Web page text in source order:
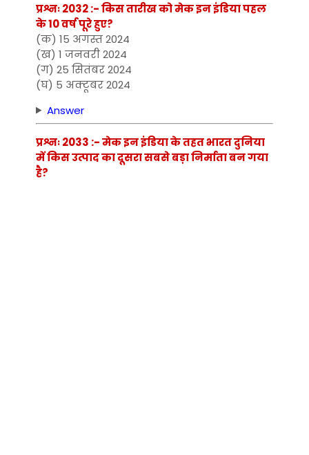
प्रश्नः 2032 :- किस तारीख को मेक इन इंडिया पहल
के 10 वर्ष पूरे हुए?
(क) 15 अगस्त 2024
(ख) 1 जनवरी 2024
(ग) 25 सितंबर 2024
(घ) 5 अक्टूबर 2024
Answer
प्रश्नः 2033 :- मेक इन इंडिया के तहत भारत दुनिया
में किस उत्पाद का दूसरा सबसे बड़ा निर्माता बन गया
है?